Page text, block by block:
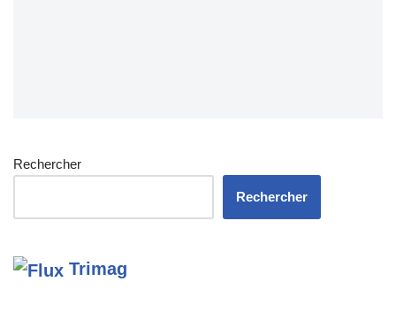
Rechercher
Rechercher
Trimag